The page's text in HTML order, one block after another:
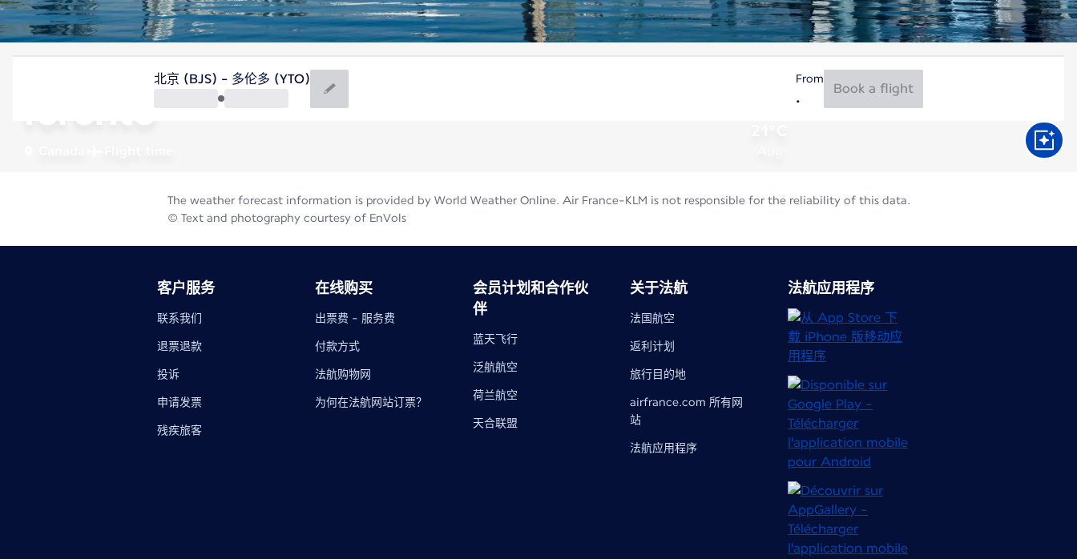
Toronto
北京 (BJS) - 多伦多 (YTO) From
Book a flight
The weather forecast information is provided by World Weather Online. Air France-KLM is not responsible for the reliability of this data.
© Text and photography courtesy of EnVols
客户服务
联系我们
退票退款
投诉
申请发票
残疾旅客
在线购买
出票费 - 服务费
付款方式
法航购物网
为何在法航网站订票？
会员计划和合作伙
伴
蓝天飞行
泛航航空
荷兰航空
天合联盟
关于法航
法国航空
返利计划
旅行目的地​
airfrance.com 所有网
站
法航应用程序
法航应用程序